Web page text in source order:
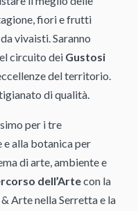
fiori e frutti
vivaisti. Saranno
circuito dei Gustosi
del territorio.
di qualità.
per i tre
e alla botanica per
di arte, ambiente e
dell’Artecon la
Arte nella Serretta e la